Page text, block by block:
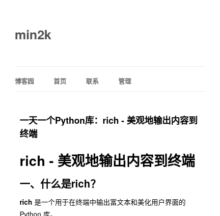
min2k
博客园 首页 联系 管理
一天一个Python库：rich - 美观地输出内容到
终端
rich - 美观地输出内容到终端
一、什么是rich？
rich 是一个用于在终端中输出富文本和美化用户界面的
Python 库。